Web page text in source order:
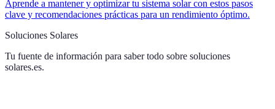
Aprende a mantener y optimizar tu sistema solar con estos pasos
clave y recomendaciones prácticas para un rendimiento óptimo.
Soluciones Solares
Tu fuente de información para saber todo sobre soluciones
solares.es.